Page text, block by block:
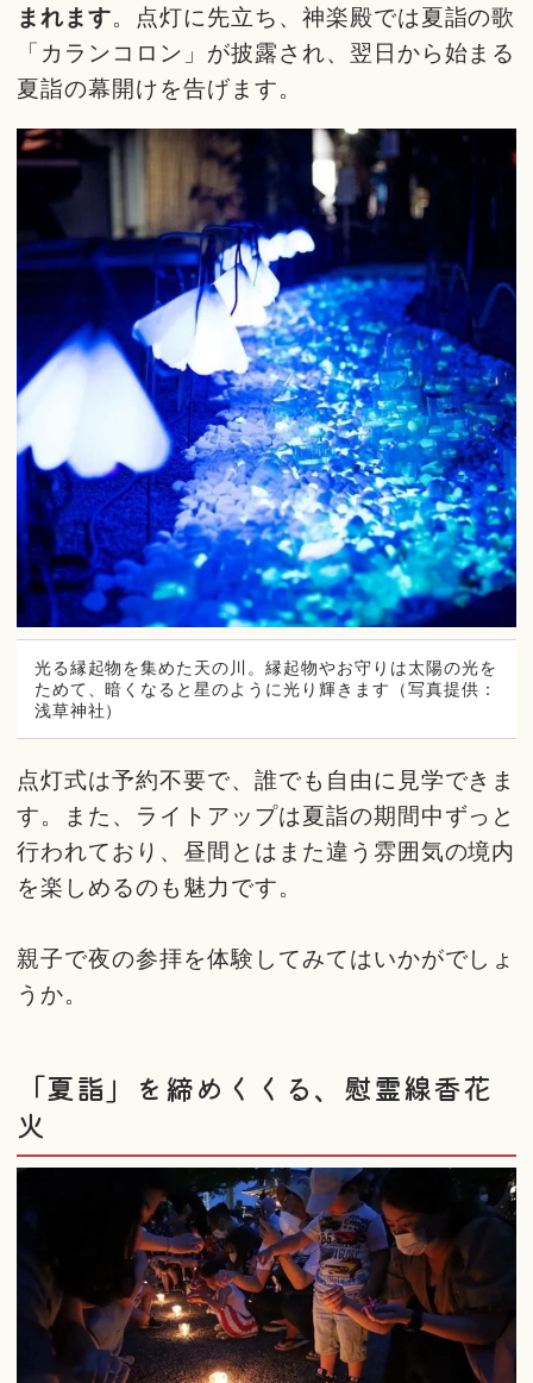
まれます。点灯に先立ち、神楽殿では夏詣の歌
「カランコロン」が披露され、翌日から始まる
夏詣の幕開けを告げます。
光る縁起物を集めた天の川。縁起物やお守りは太陽の光を
ためて、暗くなると星のように光り輝きます（写真提供：
浅草神社）
点灯式は予約不要で、誰でも自由に見学できま
す。また、ライトアップは夏詣の期間中ずっと
行われており、昼間とはまた違う雰囲気の境内
を楽しめるのも魅力です。
親子で夜の参拝を体験してみてはいかがでしょ
うか。
「夏詣」を締めくくる、慰霊線香花
火